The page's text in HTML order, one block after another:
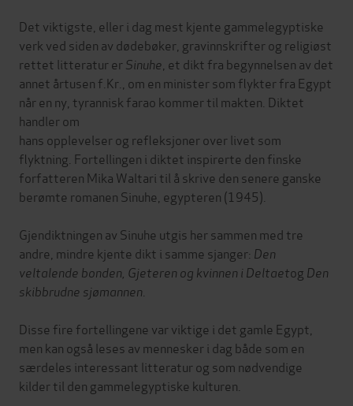
Det viktigste, eller i dag mest kjente gammelegyptiske
verk ved siden av dødebøker, gravinnskrifter og religiøst
rettet litteratur er Sinuhe , et dikt fra begynnelsen av det
annet årtusen f.Kr., om en minister som flykter fra Egypt
når en ny, tyrannisk farao kommer til makten. Diktet
handler om
hans opplevelser og refleksjoner over livet som
flyktning. Fortellingen i diktet inspirerte den finske
forfatteren Mika Waltari til å skrive den senere ganske
berømte romanen Sinuhe, egypteren (1945).
Gjendiktningen av Sinuhe utgis her sammen med tre
andre, mindre kjente dikt i samme sjanger: Den
veltalende bonden, Gjeteren og kvinnen i Deltaetog Den
skibbrudne sjømannen
Disse fire fortellingene var viktige i det gamle Egypt,
men kan også leses av mennesker i dag både som en
særdeles interessant litteratur og som nødvendige
kilder til den gammelegyptiske kulturen.